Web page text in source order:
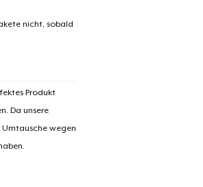
nicht, sobald
Produkt
Da unsere
wegen